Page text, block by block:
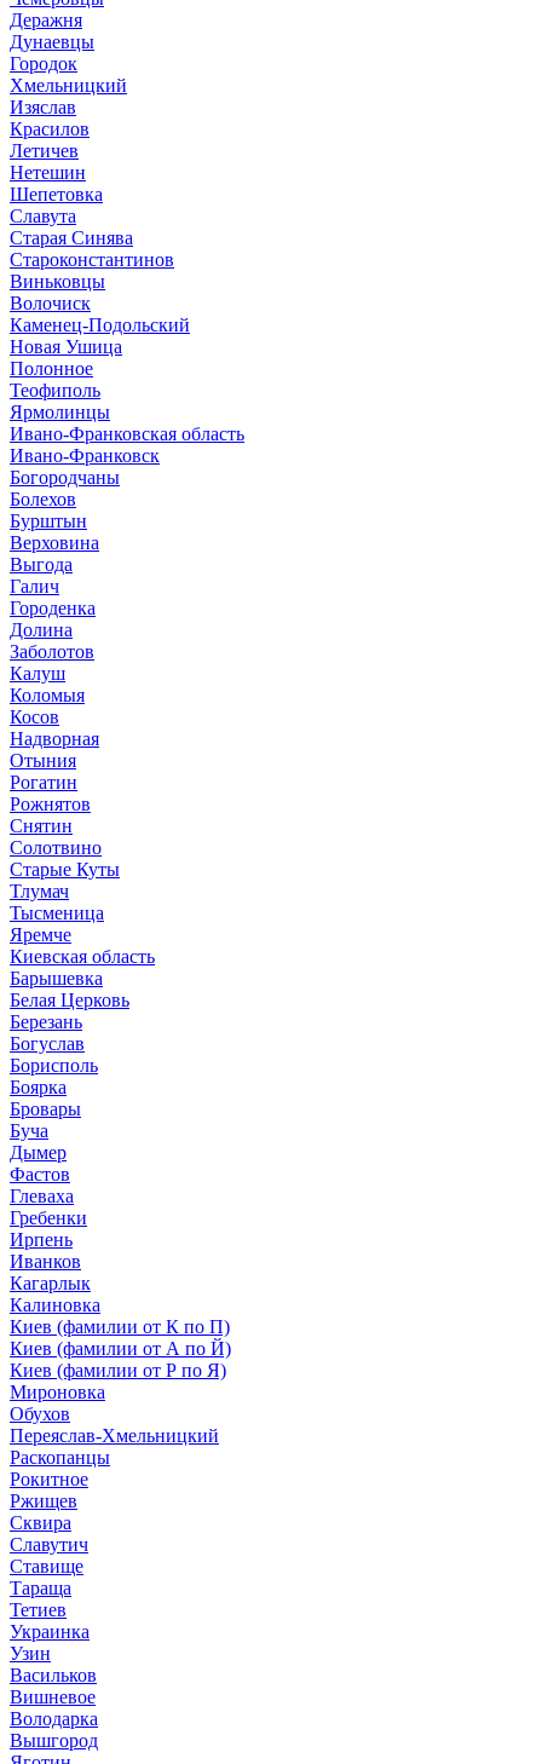
Деражня
Дунаевцы
Городок
Хмельницкий
Изяслав
Красилов
Летичев
Нетешин
Шепетовка
Славута
Старая Синява
Староконстантинов
Виньковцы
Волочиск
Каменец-Подольский
Новая Ушица
Полонное
Теофиполь
Ярмолинцы
Ивано-Франковская область
Ивано-Франковск
Богородчаны
Болехов
Бурштын
Верховина
Выгода
Галич
Городенка
Долина
Заболотов
Калуш
Коломыя
Косов
Надворная
Отыния
Рогатин
Рожнятов
Снятин
Солотвино
Старые Куты
Тлумач
Тысменица
Яремче
Киевская область
Барышевка
Белая Церковь
Березань
Богуслав
Борисполь
Боярка
Бровары
Буча
Дымер
Фастов
Глеваха
Гребенки
Ирпень
Иванков
Кагарлык
Калиновка
Киев (фамилии от К по П)
Киев (фамилии от А по Й)
Киев (фамилии от Р по Я)
Мироновка
Обухов
Переяслав-Хмельницкий
Раскопанцы
Рокитное
Ржищев
Сквира
Славутич
Ставище
Тараща
Тетиев
Украинка
Узин
Васильков
Вишневое
Володарка
Вышгород